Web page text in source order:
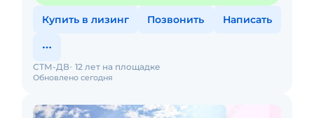
Купить в лизинг Позвонить Написать
Обновлено сегодня
СТМ-ДВ 12 лет на площадке